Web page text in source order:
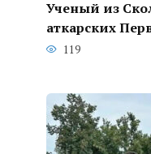
Ученый из
аткарских
119